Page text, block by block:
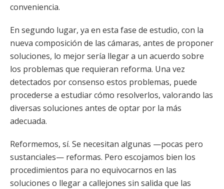
conveniencia.
En segundo lugar, ya en esta fase de estudio, con la
nueva composición de las cámaras, antes de proponer
soluciones, lo mejor sería llegar a un acuerdo sobre
los problemas que requieran reforma. Una vez
detectados por consenso estos problemas, puede
procederse a estudiar cómo resolverlos, valorando las
diversas soluciones antes de optar por la más
adecuada.
Reformemos, sí. Se necesitan algunas —pocas pero
sustanciales— reformas. Pero escojamos bien los
procedimientos para no equivocarnos en las
soluciones o llegar a callejones sin salida que las